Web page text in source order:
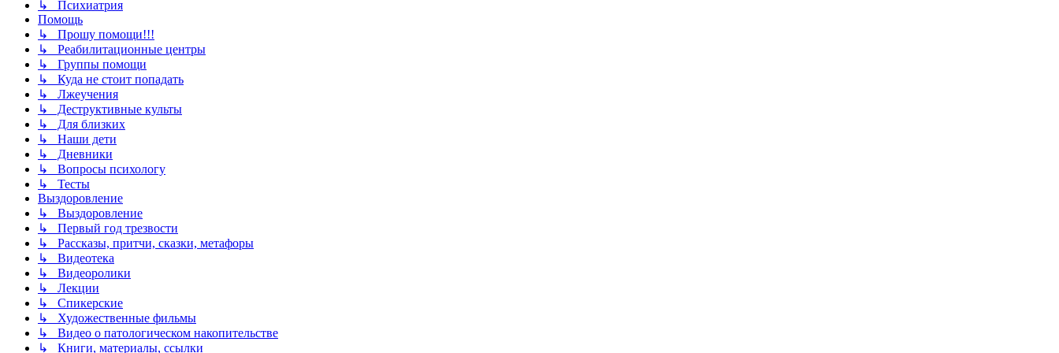
↳ Психиатрия
Помощь
↳ Прошу помощи!!!
↳ Реабилитационные центры
↳ Группы помощи
↳ Куда не стоит попадать
↳ Лжеучения
↳ Деструктивные культы
↳ Для близких
↳ Наши дети
↳ Дневники
↳ Вопросы психологу
↳ Тесты
Выздоровление
↳ Выздоровление
↳ Первый год трезвости
↳ Рассказы, притчи, сказки, метафоры
↳ Видеотека
↳ Видеоролики
↳ Лекции
↳ Спикерские
↳ Художественные фильмы
↳ Видео о патологическом накопительстве
↳ Книги, материалы, ссылки